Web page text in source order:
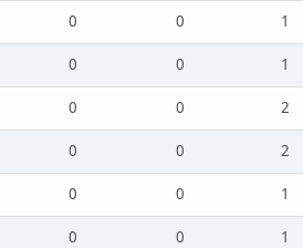
0 0
1
0 0
1
0 0
2
0 0
2
0 0
1
0 0 1